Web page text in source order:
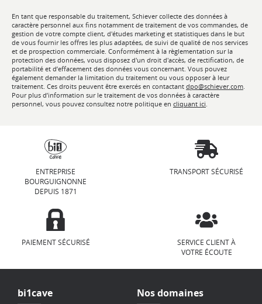
En tant que responsable du traitement, Schiever collecte des données à
caractère personnel aux fins notamment de traitement de vos commandes, de
gestion de votre compte client, d'études marketing et statistiques dans le but
de vous fournir les offres les plus adaptées, de suivi de qualité de nos services
et de prospection commerciale. Conformément à la règlementation sur la
protection des données, vous disposez d'un droit d'accès, de rectification, de
portabilité et d’effacement des données vous concernant. Vous pouvez
également demander la limitation du traitement ou vous opposer à leur
traitement. Ces droits peuvent être exercés en contactant dpo@schiever.com.
Pour plus d’information sur le traitement de vos données à caractère
personnel, vous pouvez consultez notre politique en cliquant ici.
ENTREPRISE
BOURGUIGNONNE
DEPUIS 1871
TRANSPORT SÉCURISÉ
PAIEMENT SÉCURISÉ
SERVICE CLIENT À
VOTRE ÉCOUTE
bi1cave Nos domaines